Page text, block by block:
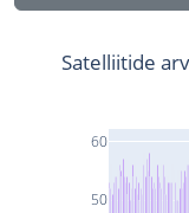
50
60
Satelliitide arv